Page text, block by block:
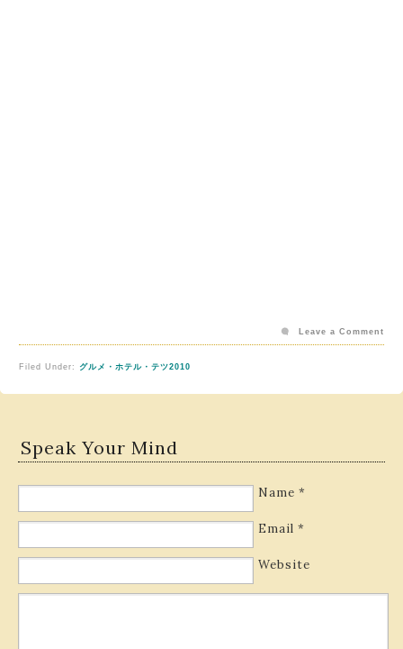
Filed Under: グルメ・ホテル・テツ2010
Leave a Comment
Speak Your Mind
Name *
Email *
Website